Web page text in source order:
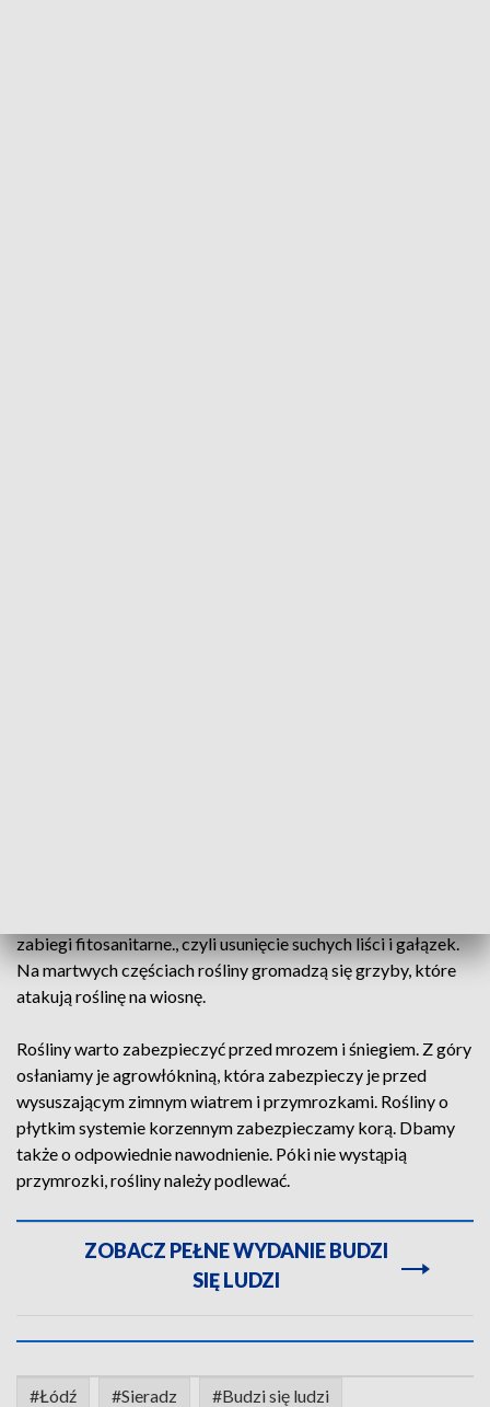
zabiegi fitosanitarne., czyli usunięcie suchych liści i gałązek.
Na martwych częściach rośliny gromadzą się grzyby, które
atakują roślinę na wiosnę.
Rośliny warto zabezpieczyć przed mrozem i śniegiem. Z góry
osłaniamy je agrowłókniną, która zabezpieczy je przed
wysuszającym zimnym wiatrem i przymrozkami. Rośliny o
płytkim systemie korzennym zabezpieczamy korą. Dbamy
także o odpowiednie nawodnienie. Póki nie wystąpią
przymrozki, rośliny należy podlewać.
ZOBACZ PEŁNE WYDANIE BUDZI
SIĘ LUDZI
#Łódź #Sieradz #Budzi się ludzi